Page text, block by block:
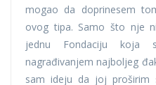
mogao da doprinesem
ovog tipa. Samo što nje
jednu Fondaciju
nagrađivanjem najboljeg
sam ideju da joj proširim